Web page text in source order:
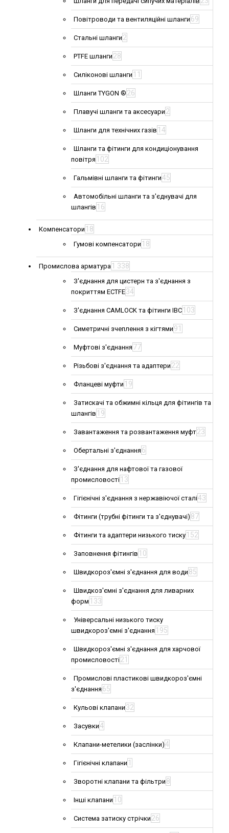
Повітроводи та вентиляційні шланги 69
Стальні шланги 2
PTFE шланги 28
Силіконові шланги 11
Шланги TYGON ® 26
Плавучі шланги та аксесуари 2
Шланги для технічних газів 14
Шланги та фітинги для кондиціонування
повітря 102
Гальмівні шланги та фітинги45
Автомобільні шланги та з'єднувачі для
шлангів 16
Компенсатори 18
Гумові компенсатори 18
Промислова арматура 1 338
З'єднання для цистерн та з'єднання з
покриттям ECTFE34
З'єднання CAMLOCK та фітинги IBC 103
Симетричні зчеплення з кігтями 91
Муфтові з'єднання 77
Різьбові з'єднання та адаптери 22
Фланцеві муфти 19
Затискачі та обжимні кільця для фітингів та
шлангів 19
Завантаження та розвантаження муфт23
Обертальні з'єднання 6
З'єднання для нафтової та газової
промисловості 13
Гігієнічні з'єднання з нержавіючої сталі43
Фітинги (трубні фітинги та з'єднувачі) 87
Фітинги та адаптери низького тиску 152
Заповнення фітингів 10
Швидкороз'ємні з'єднання для води 85
Швидкоз'ємні з'єднання для ливарних
форм 133
Універсальні низького тиску
швидкороз'ємні з'єднання 195
Швидкороз'ємні з'єднання для харчової
промисловості21
Промислові пластикові швидкороз'ємні
з'єднання 65
Кульові клапани 32
Засувки4
Клапани-метелики (заслінки)4
Гігієнічні клапани 1
Зворотні клапани та фільтри 8
Інші клапани 10
Система затиску стрічки 26